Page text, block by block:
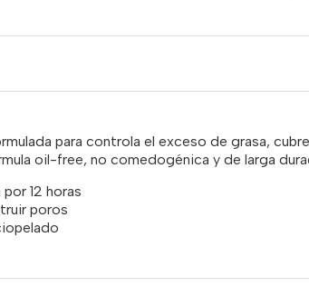
para controla el exceso de grasa,
oil-free, no comedogénica y de larga
12 horas
poros